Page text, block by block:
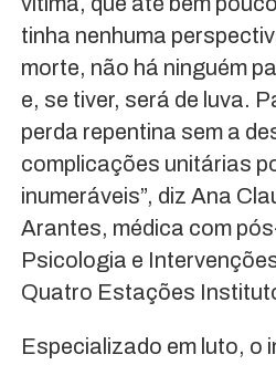
tinha nenhuma
morte, não há ninguém
e, se tiver, será de luva.
perda repentina sem a
complicações unitárias
inumeráveis”, diz Ana
Arantes, médica com
Psicologia e
Quatro Estações
Especializado em luto, o